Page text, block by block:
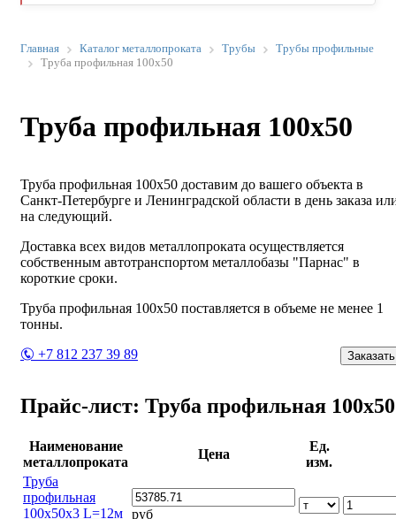
Главная Каталог металлопроката Трубы
Трубы профильные
Труба профильная 100х50
Труба профильная 100х50
Труба профильная 100х50 доставим до вашего объекта в
Санкт-Петербурге и Ленинградской области в день заказа
на следующий.
Доставка всех видов металлопроката осуществляется
собственным автотранспортом металлобазы "Парнас" в
короткие сроки.
Труба профильная 100х50 поставляется в объеме не менее 1
тонны.
+7 812 237 39 89
Заказать
Прайс-лист: Труба профильная 100х50
Наименование
металлопроката
Цена
Ед.
изм.
Труба
профильная
100х50х3 L=12м руб